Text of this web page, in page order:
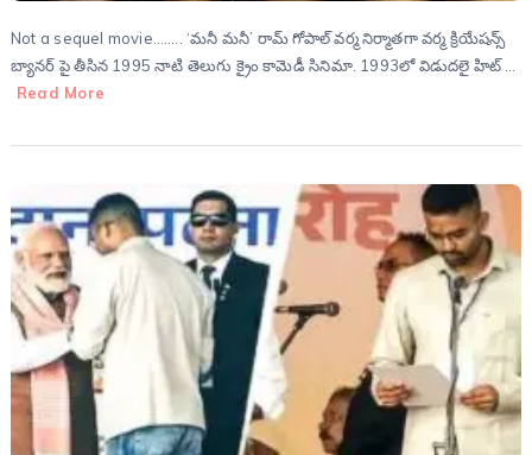
Not a sequel movie…….. ‘మనీ మనీ’ రామ్ గోపాల్ వర్మ నిర్మాతగా వర్మ క్రియేషన్స్
బ్యానర్ పై తీసిన 1995 నాటి తెలుగు క్రైం కామెడీ సినిమా. 1993లో విడుదలై హిట్ …
Read More